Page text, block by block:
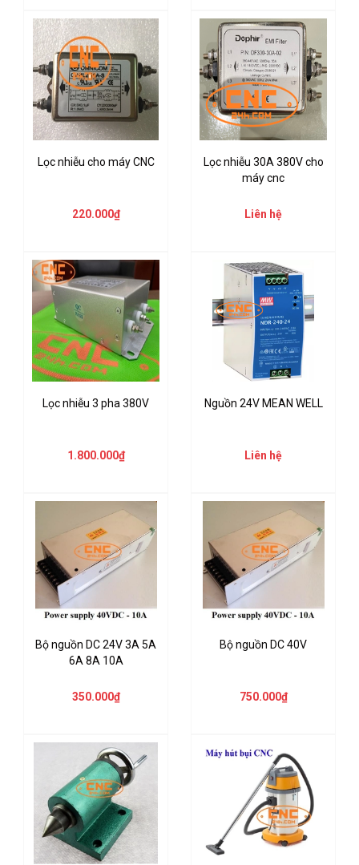
Lọc nhiễu cho máy CNC
220.000₫
Lọc nhiễu 30A 380V cho
máy cnc
Liên hệ
Lọc nhiễu 3 pha 380V
1.800.000₫
Nguồn 24V MEAN WELL
Liên hệ
Bộ nguồn DC 24V 3A 5A
6A 8A 10A
350.000₫
Bộ nguồn DC 40V
750.000₫